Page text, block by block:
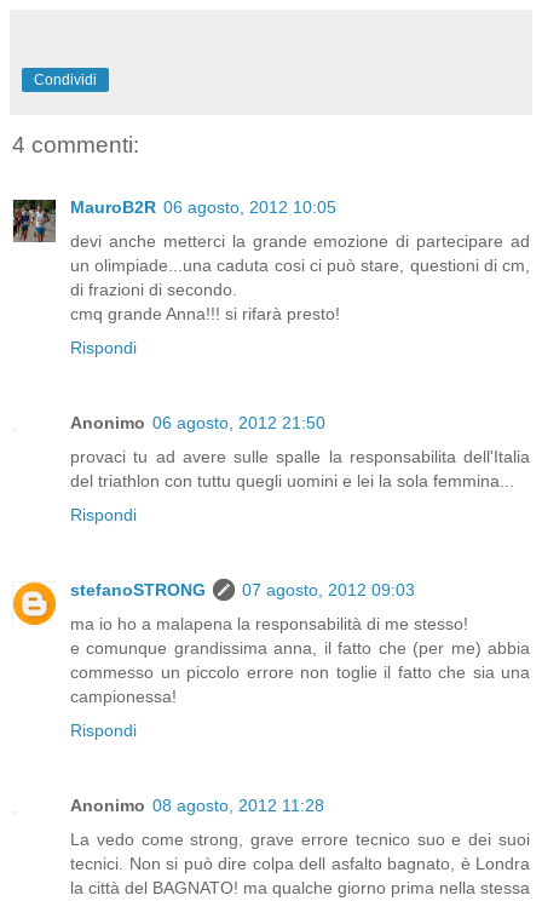
Condividi
4 commenti:
MauroB2R 06 agosto, 2012 10:05
devi anche metterci la grande emozione di partecipare ad
un olimpiade...una caduta cosi ci può stare, questioni di cm,
di frazioni di secondo.
cmq grande Anna!!! si rifarà presto!
Rispondi
Anonimo 06 agosto, 2012 21:50
provaci tu ad avere sulle spalle la responsabilita dell'Italia
del triathlon con tuttu quegli uomini e lei la sola femmina...
Rispondi
stefanoSTRONG
07 agosto, 2012 09:03
ma io ho a malapena la responsabilità di me stesso!
e comunque grandissima anna, il fatto che (per me) abbia
commesso un piccolo errore non toglie il fatto che sia una
campionessa!
Rispondi
Anonimo 08 agosto, 2012 11:28
La vedo come strong, grave errore tecnico suo e dei suoi
tecnici. Non si può dire colpa dell asfalto bagnato, è Londra
la città del BAGNATO! ma qualche giorno prima nella stessa